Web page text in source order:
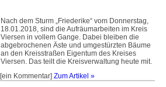
Nach dem Sturm „Friederike“ vom Donnerstag,
18.01.2018, sind die Aufräumarbeiten im Kreis
Viersen in vollem Gange. Dabei bleiben die
abgebrochenen Äste und umgestürzten Bäume
an den Kreisstraßen Eigentum des Kreises
Viersen. Das teilt die Kreisverwaltung heute mit.
[ein Kommentar] Zum Artikel »